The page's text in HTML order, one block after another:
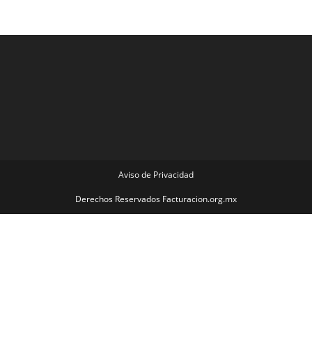
Aviso de Privacidad
Derechos Reservados Facturacion.org.mx